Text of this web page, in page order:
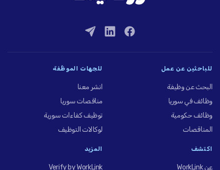
للباحثين عن عمل
البحث عن وظيفة
وظائف في سوريا
وظائف حكومية
المناقصات
للجهات الموظِّفة
انشر معنا
مناقصات سوريا
توظيف كفاءات سورية
لوكالات التوظيف
اكتشف
عن WorkLink
المزيد
Verify by WorkLink